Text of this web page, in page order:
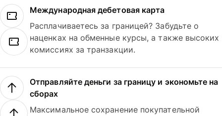
Международная дебетовая карта
Расплачиваетесь за границей? Забудьте о
наценках на обменные курсы, а также высоких
комиссиях за транзакции.
Отправляйте деньги за границу и экономьте на
сборах
Максимальное сохранение покупательной